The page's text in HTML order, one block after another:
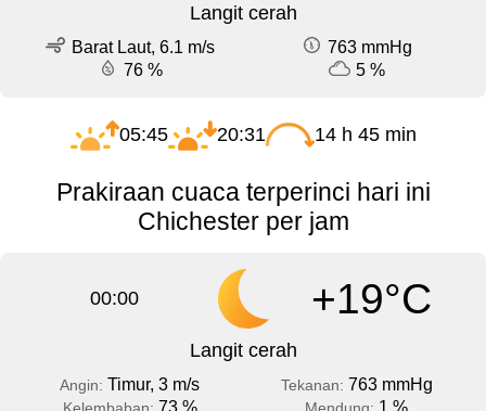
Langit cerah
Barat Laut, 6.1 m/s
763 mmHg
76 %
5 %
05:45 20:31 14 h 45 min
Prakiraan cuaca terperinci hari ini
Chichester per jam
00:00 +19°C
Langit cerah
Angin: Timur, 3 m/s Tekanan: 763 mmHg